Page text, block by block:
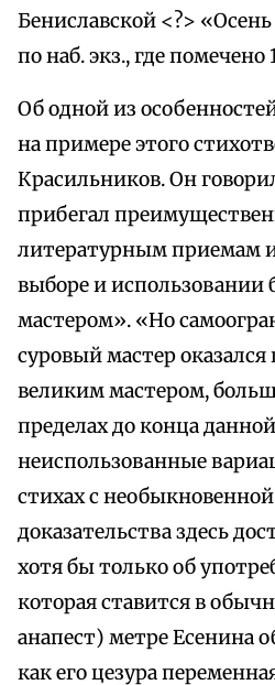
Бениславской <?> «Осень
по наб. экз., где помечено
Об одной из
на примере этого
Красильников. Он
прибегал
литературным приемам
выборе и
мастером». «Но
суровый мастер
великим мастером,
пределах до конца
неиспользованные
стихах с
доказательства здесь
хотя бы только об
которая ставится в
анапест) метре Есенина
как его цезура